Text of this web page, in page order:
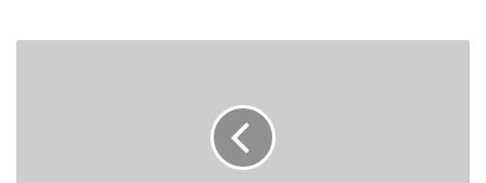
करता हूं। ट्रकों के प्रवेश पर प्रतिबंध हटा दिया गया है, बीएस-3 पेट्रोल
केंद्रीय प्रदूषण नियंत्रण बोर्ड (सीपीसीबी) के आंकड़ों के अनुसार,
शनिवार सुबह मुंडका में 364, बवाना में 371, पंजाबी बाग में 331
एक्यूआई दर्ज किया गया। वहीं, जहांगीरपुरी में 358, आनंद विहार में